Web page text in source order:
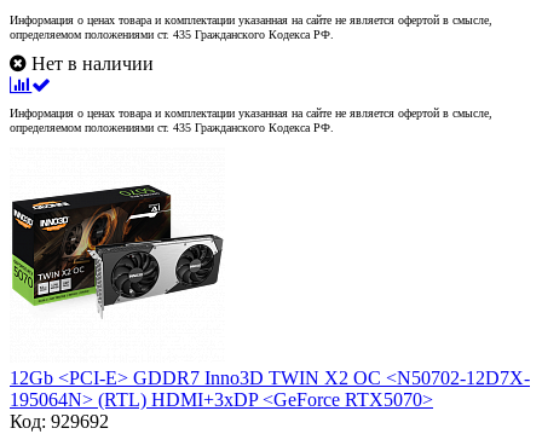
Информация о ценах товара и комплектации указанная на сайте не является офертой в смысле,
определяемом положениями ст. 435 Гражданского Кодекса РФ.
Нет в наличии
Информация о ценах товара и комплектации указанная на сайте не является офертой в смысле,
определяемом положениями ст. 435 Гражданского Кодекса РФ.
12Gb <PCI-E> GDDR7 Inno3D TWIN X2 OC <N50702-12D7X-
195064N> (RTL) HDMI+3xDP <GeForce RTX5070>
Код: 929692